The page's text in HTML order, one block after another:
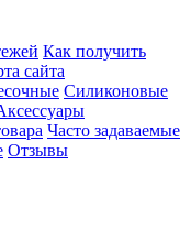
Как получить
сайта
Силиконовые
Часто задаваемые
Отзывы